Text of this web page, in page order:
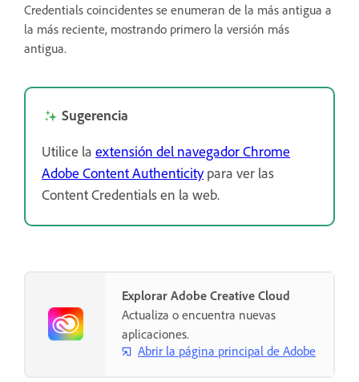
Credentials coincidentes se enumeran de la más antigua a
la más reciente, mostrando primero la versión más
antigua.
Sugerencia
Utilice la extensión del navegador Chrome
Adobe Content Authenticity para ver las
Content Credentials en la web.
Explorar Adobe Creative Cloud
Actualiza o encuentra nuevas
aplicaciones.
Abrir la página principal de Adobe